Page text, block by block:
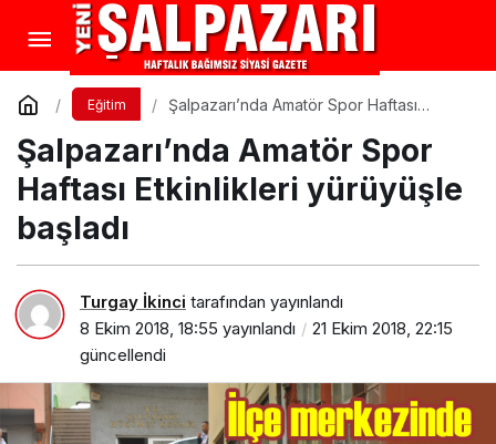
Eğitim
Şalpazarı’nda Amatör Spor Haftası
Şalpazarı’nda Amatör Spor
Haftası Etkinlikleri yürüyüşle
başladı
Turgay İkinci tarafından yayınlandı
8 Ekim 2018, 18:55 yayınlandı
21 Ekim 2018, 22:15
güncellendi